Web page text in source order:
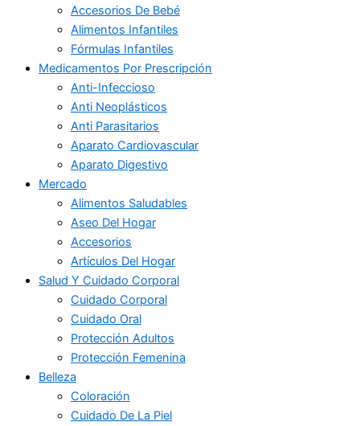
Accesorios De Bebé
Alimentos Infantiles
Fórmulas Infantiles
Medicamentos Por Prescripción
Anti-Infeccioso
Anti Neoplásticos
Anti Parasitarios
Aparato Cardiovascular
Aparato Digestivo
Mercado
Alimentos Saludables
Aseo Del Hogar
Accesorios
Artículos Del Hogar
Salud Y Cuidado Corporal
Cuidado Corporal
Cuidado Oral
Protección Adultos
Protección Femenina
Belleza
Coloración
Cuidado De La Piel